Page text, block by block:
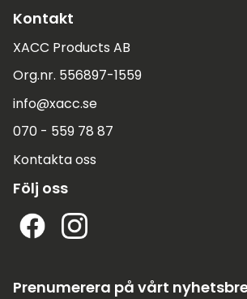
Kontakt
XACC Products AB
Org.nr. 556897-1559
info@xacc.se
070 - 559 78 87
Kontakta oss
Följ oss
Prenumerera på vårt